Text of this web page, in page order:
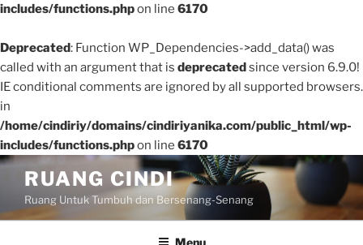
includes/functions.phpon line 6170
Deprecated: Function WP_Dependencies->add_data() was
called with an argument that is deprecatedsince version 6.9.0!
IE conditional comments are ignored by all supported browsers.
in
/home/cindiriy/domains/cindiriyanika.com/public_html/wp-
includes/functions.phpon line 6170
Skip
content
RUANG CINDI
Ruang Untuk Tumbuh dan Bersenang-Senang
Menu